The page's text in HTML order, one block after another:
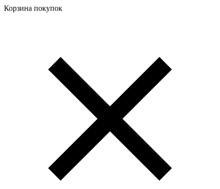
Корзина покупок